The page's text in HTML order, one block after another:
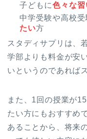
子どもに色々な習
中学受験や高校
たい方
スタディサプリは、
学部よりも料金が安
いというのであれば
また、1回の授業が
たい方にもおすすめ
あることから、将来